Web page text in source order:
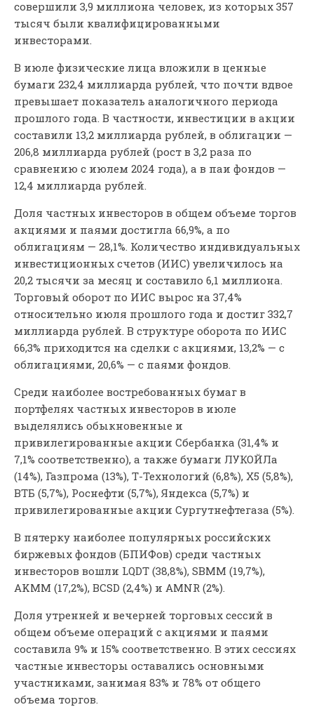
совершили 3,9 миллиона человек, из которых 357
тысяч были квалифицированными
инвесторами.
В июле физические лица вложили в ценные
бумаги 232,4 миллиарда рублей, что почти вдвое
превышает показатель аналогичного периода
прошлого года. В частности, инвестиции в акции
составили 13,2 миллиарда рублей, в облигации —
206,8 миллиарда рублей (рост в 3,2 раза по
сравнению с июлем 2024 года), а в паи фондов —
12,4 миллиарда рублей.
Доля частных инвесторов в общем объеме торгов
акциями и паями достигла 66,9%, а по
облигациям — 28,1%. Количество индивидуальных
инвестиционных счетов (ИИС) увеличилось на
20,2 тысячи за месяц и составило 6,1 миллиона.
Торговый оборот по ИИС вырос на 37,4%
относительно июля прошлого года и достиг 332,7
миллиарда рублей. В структуре оборота по ИИС
66,3% приходится на сделки с акциями, 13,2% — с
облигациями, 20,6% — с паями фондов.
Среди наиболее востребованных бумаг в
портфелях частных инвесторов в июле
выделялись обыкновенные и
привилегированные акции Сбербанка (31,4% и
7,1% соответственно), а также бумаги ЛУКОЙЛа
(14%), Газпрома (13%), Т-Технологий (6,8%), X5 (5,8%),
ВТБ (5,7%), Роснефти (5,7%), Яндекса (5,7%) и
привилегированные акции Сургутнефтегаза (5%).
В пятерку наиболее популярных российских
биржевых фондов (БПИФов) среди частных
инвесторов вошли LQDT (38,8%), SBMM (19,7%),
AKMM (17,2%), BCSD (2,4%) и AMNR (2%).
Доля утренней и вечерней торговых сессий в
общем объеме операций с акциями и паями
составила 9% и 15% соответственно. В этих сессиях
частные инвесторы оставались основными
участниками, занимая 83% и 78% от общего
объема торгов.